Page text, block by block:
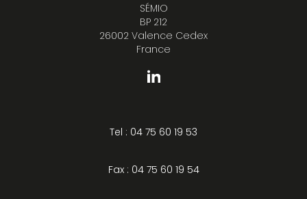
SÉMIO
BP 212
26002 Valence Cedex
France
Tel : 04 75 60 19 53
Fax : 04 75 60 19 54